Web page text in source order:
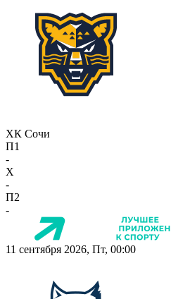
ХК Сочи
П1
-
X
-
П2
-
11 сентября 2026, Пт, 00:00